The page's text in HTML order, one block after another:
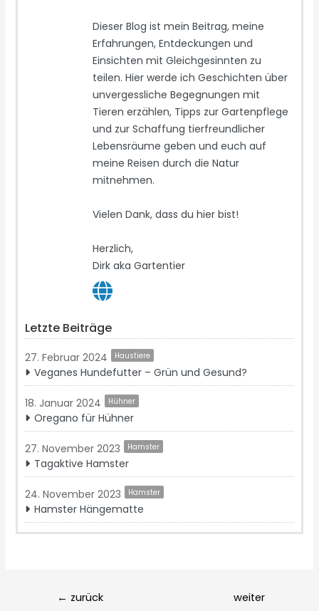
Dieser Blog ist mein Beitrag, meine
Erfahrungen, Entdeckungen und
Einsichten mit Gleichgesinnten zu
teilen. Hier werde ich Geschichten über
unvergessliche Begegnungen mit
Tieren erzählen, Tipps zur Gartenpflege
und zur Schaffung tierfreundlicher
Lebensräume geben und euch auf
meine Reisen durch die Natur
mitnehmen.
Vielen Dank, dass du hier bist!
Herzlich,
Dirk aka Gartentier
Letzte Beiträge
27. Februar 2024 Haustiere
Veganes Hundefutter – Grün und Gesund?
18. Januar 2024 Hühner
Oregano für Hühner
27. November 2023 Hamster
Tagaktive Hamster
24. November 2023 Hamster
Hamster Hängematte
← zurück
weiter